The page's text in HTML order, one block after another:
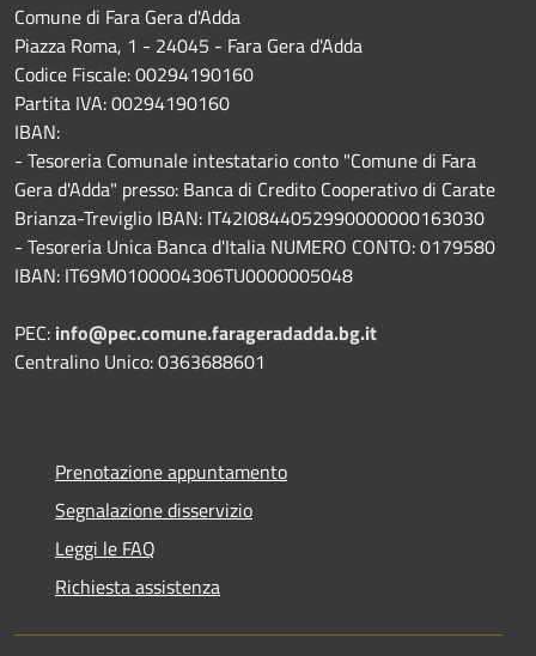
Comune di Fara Gera d'Adda
Piazza Roma, 1 - 24045 - Fara Gera d'Adda
Codice Fiscale: 00294190160
Partita IVA: 00294190160
IBAN:
- Tesoreria Comunale intestatario conto "Comune di Fara
Gera d'Adda" presso: Banca di Credito Cooperativo di Carate
Brianza-Treviglio IBAN: IT42I0844052990000000163030
- Tesoreria Unica Banca d'Italia NUMERO CONTO: 0179580
IBAN: IT69M0100004306TU0000005048
PEC: info@pec.comune.farageradadda.bg.it
Centralino Unico: 0363688601
Prenotazione appuntamento
Segnalazione disservizio
Leggi le FAQ
Richiesta assistenza